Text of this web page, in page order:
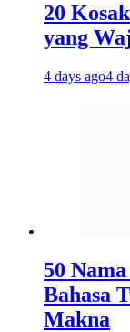
20
yang
4 days ago4
50
Bahasa
Makna